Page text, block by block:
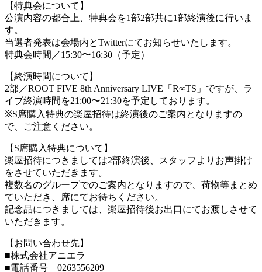
【特典会について】
公演内容の都合上、特典会を1部2部共に1部終演後に行いま
す。
当選者発表は会場内とTwitterにてお知らせいたします。
特典会時間／15:30〜16:30（予定）
【終演時間について】
2部／ROOT FIVE 8th Anniversary LIVE「R∞TS」ですが、ラ
イブ終演時間を21:00〜21:30を予定しております。
※S席購入特典の楽屋招待は終演後のご案内となりますの
で、ご注意ください。
【S席購入特典について】
楽屋招待につきましては2部終演後、スタッフよりお声掛け
をさせていただきます。
複数名のグループでのご案内となりますので、荷物等まとめ
ていただき、席にてお待ちください。
記念品につきましては、楽屋招待後お出口にてお渡しさせて
いただきます。
【お問い合わせ先】
■株式会社アニエラ
■電話番号 0263556209